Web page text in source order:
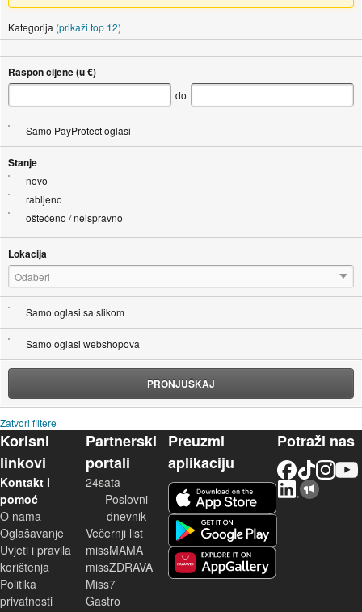
Kategorija (prikaži top 12)
Raspon cijene (u €)
do
Samo PayProtect oglasi
Stanje
novo
rabljeno
oštećeno / neispravno
Lokacija
Odaberi
Samo oglasi sa slikom
Samo oglasi webshopova
PRONJUŠKAJ
Zatvori filtere
Korisni
linkovi
Kontakt i
pomoć
O nama
Oglašavanje
Uvjeti i pravila
korištenja
Politika
privatnosti
Partnerski
portali
24sata
Poslovni
dnevnik
Večernji list
missMAMA
missZDRAVA
Miss7
Gastro
Preuzmi
aplikaciju
Potraži nas